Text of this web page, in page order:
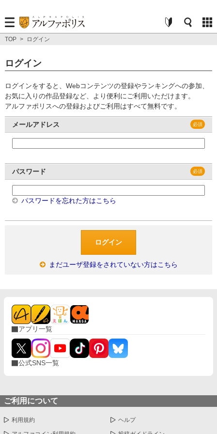
TOP > ログイン
ログイン
ログインをすると、Webコンテンツの登録やランキングへの参加、
お気に入りの作品登録など、より便利にご利用いただけます。
アルファポリスへの登録およびご利用はすべて無料です。
メールアドレス
パスワード
パスワードを忘れた方はこちら
まだユーザ登録をされていない方はこちら
アプリ一覧
公式SNS一覧
ご利用について
利用規約 ヘルプ